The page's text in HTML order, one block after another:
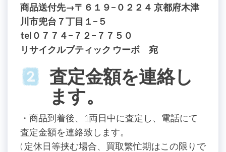
商品送付先→〒６１９−０２２４ 京都府木津
川市兜台７丁目１−５
tel０７７４−７２−７７５０
リサイクルブティック ウーボ 宛
査定金額を連絡し
ます。
・商品到着後、1両日中に査定し、電話にて
査定金額を連絡致します。
( 定休日等挟む場合、買取繁忙期はこの限りで